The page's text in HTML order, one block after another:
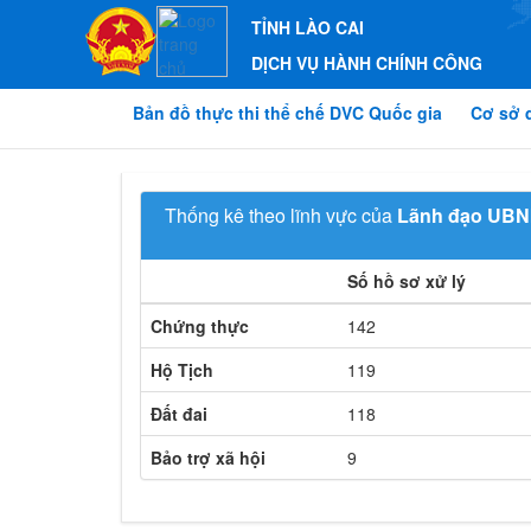
TỈNH LÀO CAI
DỊCH VỤ HÀNH CHÍNH CÔNG
Bản đồ thực thi thể chế DVC Quốc gia Cơ sở
Thống kê theo lĩnh vực của Lãnh đạo
Số hồ sơ xử lý
Chứng thực
142
Hộ Tịch
119
Đất đai
118
Bảo trợ xã hội
9